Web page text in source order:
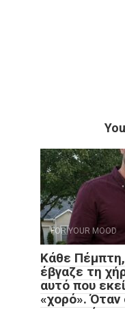
FOR YOUR MOOD
Κάθε Πέμπτη,
έβγαζε τη
αυτό που
«χορό».